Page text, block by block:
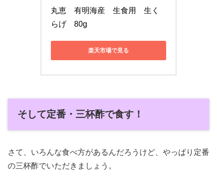
丸恵　有明海産　生食用　生く
らげ　80g
楽天市場で見る
そして定番・三杯酢で食す！
さて、いろんな食べ方があるんだろうけど、やっぱり定番
の三杯酢でいただきましょう。